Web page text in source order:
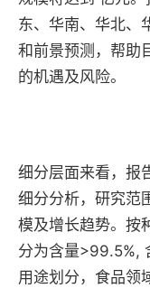
东、华南、华北、
和前景预测，帮助
的机遇及风险。
细分层面来看，报
细分分析，研究范
模及增长趋势。按
分为含量>99.5%,
用途划分，食品领